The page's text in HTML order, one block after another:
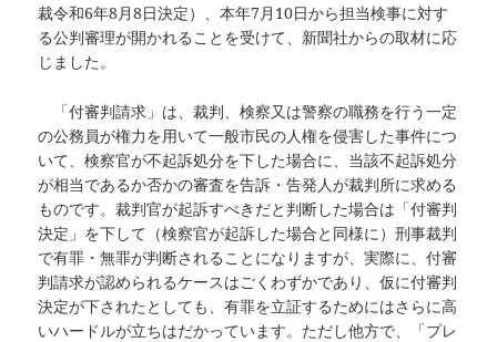
裁令和6年8月8日決定）、本年7月10日から担当検事に対す
る公判審理が開かれることを受けて、新聞社からの取材に応
じました。
「付審判請求」は、裁判、検察又は警察の職務を行う一定
の公務員が権力を用いて一般市民の人権を侵害した事件につ
いて、検察官が不起訴処分を下した場合に、当該不起訴処分
が相当であるか否かの審査を告訴・告発人が裁判所に求める
ものです。裁判官が起訴すべきだと判断した場合は「付審判
決定」を下して（検察官が起訴した場合と同様に）刑事裁判
で有罪・無罪が判断されることになりますが、実際に、付審
判請求が認められるケースはごくわずかであり、仮に付審判
決定が下されたとしても、有罪を立証するためにはさらに高
いハードルが立ちはだかっています。ただし他方で、「プレ